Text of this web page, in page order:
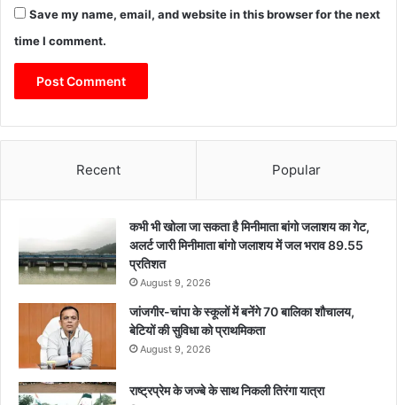
Save my name, email, and website in this browser for the next
time I comment.
Recent Popular
कभी भी खोला जा सकता है मिनीमाता बांगो जलाशय का गेट,
अलर्ट जारी मिनीमाता बांगो जलाशय में जल भराव 89.55
प्रतिशत
August 9, 2026
जांजगीर-चांपा के स्कूलों में बनेंगे 70 बालिका शौचालय,
बेटियों की सुविधा को प्राथमिकता
August 9, 2026
राष्ट्रप्रेम के जज्बे के साथ निकली तिरंगा यात्रा